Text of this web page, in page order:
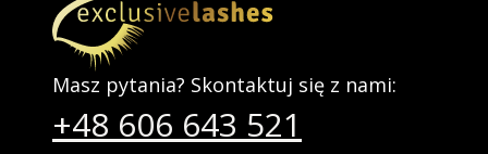
Masz pytania? Skontaktuj się z nami:
+48 606 643 521